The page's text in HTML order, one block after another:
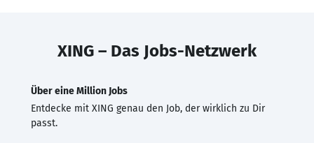
XING – Das Jobs-Netzwerk
Über eine Million Jobs
Entdecke mit XING genau den Job, der wirklich zu Dir
passt.